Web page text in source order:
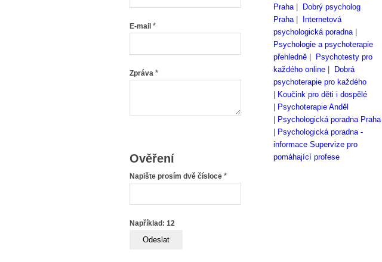
E-mail *
Zpráva *
Ověření
Napište prosím dvě čísloce *
Například: 12
Praha|
Dobrý psycholog
Praha|
Internetová
psychologická poradna|
Psychologie a psychoterapie
přehledně
Psychotesty pro
každého online
Dobrá
psychoterapie pro každého
Koučink pro děti i dospělé
Psychoterapie Anděl
Psychologická poradna Praha
Psychologická poradna -
informace Supervize pro
pomáhající profese